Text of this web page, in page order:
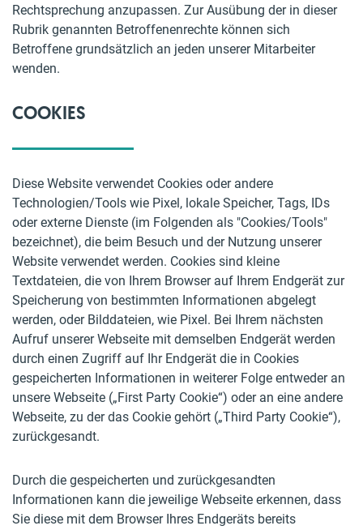
Rechtsprechung anzupassen. Zur Ausübung der in dieser
Rubrik genannten Betroffenenrechte können sich
Betroffene grundsätzlich an jeden unserer Mitarbeiter
wenden.
COOKIES
Diese Website verwendet Cookies oder andere
Technologien/Tools wie Pixel, lokale Speicher, Tags, IDs
oder externe Dienste (im Folgenden als "Cookies/Tools"
bezeichnet), die beim Besuch und der Nutzung unserer
Website verwendet werden. Cookies sind kleine
Textdateien, die von Ihrem Browser auf Ihrem Endgerät zur
Speicherung von bestimmten Informationen abgelegt
werden, oder Bilddateien, wie Pixel. Bei Ihrem nächsten
Aufruf unserer Webseite mit demselben Endgerät werden
durch einen Zugriff auf Ihr Endgerät die in Cookies
gespeicherten Informationen in weiterer Folge entweder an
unsere Webseite („First Party Cookie“) oder an eine andere
Webseite, zu der das Cookie gehört („Third Party Cookie“),
zurückgesandt.
Durch die gespeicherten und zurückgesandten
Informationen kann die jeweilige Webseite erkennen, dass
Sie diese mit dem Browser Ihres Endgeräts bereits